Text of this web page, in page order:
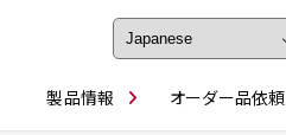
製品情報 オーダー品依頼
フェイス・ショルダーシリーズ